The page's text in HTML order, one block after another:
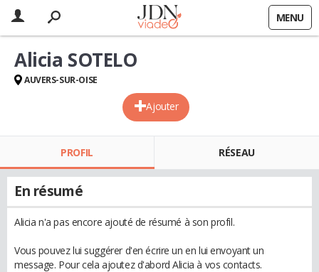
MENU
Ajouter
Alicia SOTELO
AUVERS-SUR-OISE
PROFIL RÉSEAU
En résumé
Alicia n'a pas encore ajouté de résumé à son profil.
Vous pouvez lui suggérer d'en écrire un en lui envoyant un
message. Pour cela ajoutez d'abord Alicia à vos contacts.